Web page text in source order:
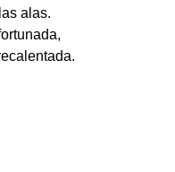
alas.